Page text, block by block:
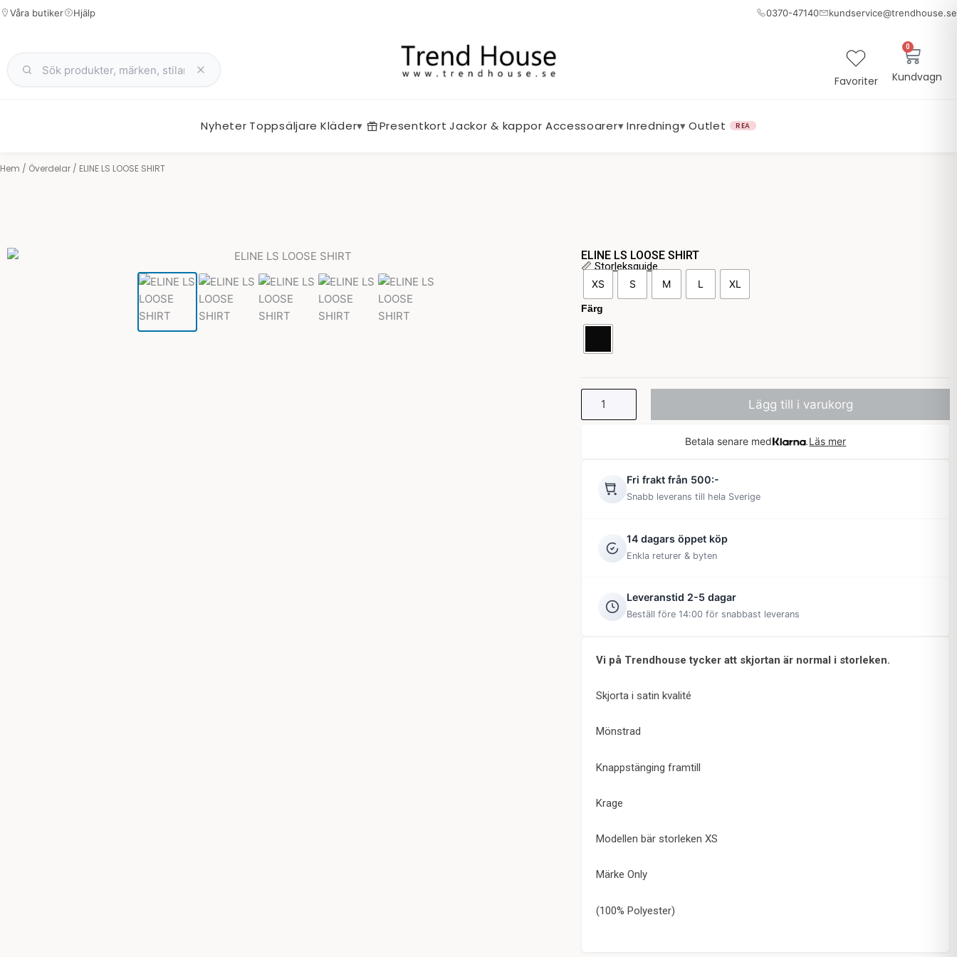
Hoppa
Våra butiker Hjälp 0370-47140 kundservice@trendhouse.se
Favoriter
0
Kundvagn
Nyheter Toppsäljare Kläder▾ Presentkort Jackor & kappor Accessoarer▾ Inredning▾ Outlet REA
Hem / Överdelar / ELINE LS LOOSE SHIRT
ELINE LS LOOSE SHIRT
📏Storleksguide
XS S M L XL
Färg
ELINE
LS
LOOSE
Lägg till i varukorg
Betala senare med Läs mer
Fri frakt från 500:-
Snabb leverans till hela Sverige
14 dagars öppet köp
Enkla returer & byten
Leveranstid 2-5 dagar
Beställ före 14:00 för snabbast leverans
Vi på Trendhouse tycker att skjortan är normal i storleken.
Skjorta i satin kvalité
Mönstrad
Knappstänging framtill
Krage
Modellen bär storleken XS
Märke Only
(100% Polyester)